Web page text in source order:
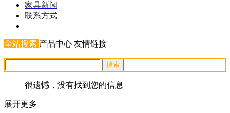
家具新闻
联系方式
全站搜索 产品中心 友情链接
很遗憾，没有找到您的信息
展开更多